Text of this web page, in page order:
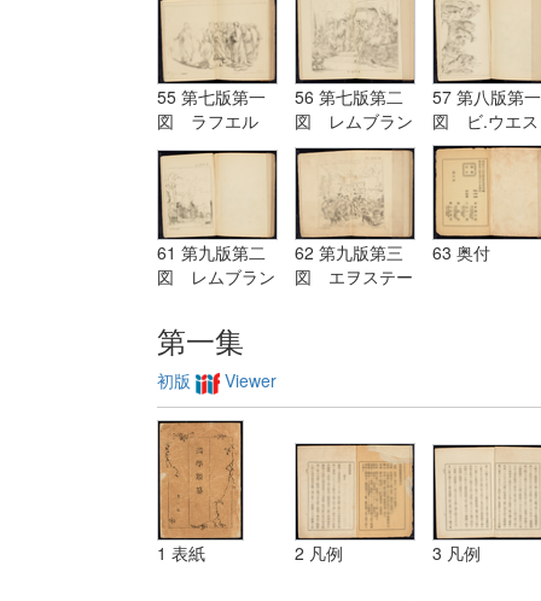
55 第七版第一
図 ラフエル
Raffaelle
56 第七版第二
図 レムブラン
ド Rembrandt
57 第八版第一
図 ビ.ウエス
ト B.West
61 第九版第二
図 レムブラン
62 第九版第三
図 エヲステー
63 奥付
第一集
初版 Viewer
1 表紙 2 凡例 3 凡例